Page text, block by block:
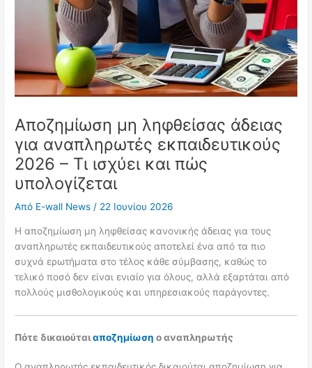
Αποζημίωση μη ληφθείσας άδειας
για αναπληρωτές εκπαιδευτικούς
2026 – Τι ισχύει και πώς
υπολογίζεται
Από E-wall News/ 22 Ιουνίου 2026
Η αποζημίωση μη ληφθείσας κανονικής άδειας για τους
αναπληρωτές εκπαιδευτικούς αποτελεί ένα από τα πιο
συχνά ερωτήματα στο τέλος κάθε σύμβασης, καθώς το
τελικό ποσό δεν είναι ενιαίο για όλους, αλλά εξαρτάται από
πολλούς μισθολογικούς και υπηρεσιακούς παράγοντες.
Πότε δικαιούταιαποζημίωση ο αναπληρωτής